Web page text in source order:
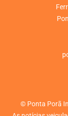
© Ponta Porã